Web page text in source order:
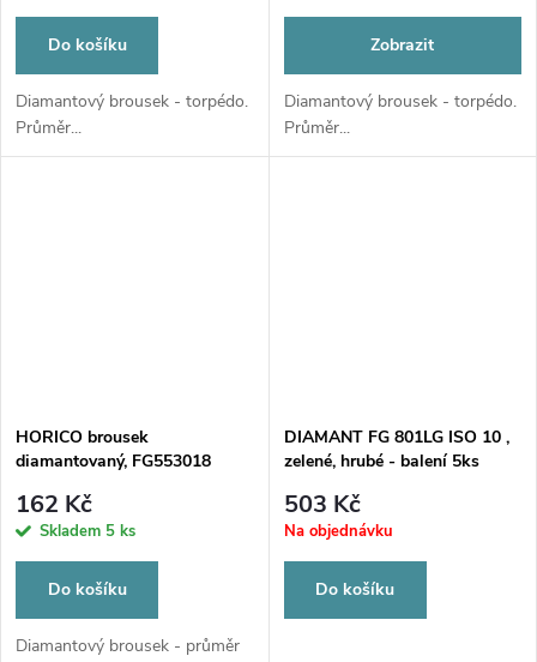
Do košíku
Diamantový brousek - torpédo.
Průměr...
Zobrazit
Diamantový brousek - torpédo.
Průměr...
HORICO brousek
diamantovaný, FG553018
162 Kč
Skladem 5 ks
Do košíku
Diamantový brousek - průměr
DIAMANT FG 801LG ISO 10 ,
zelené, hrubé - balení 5ks
503 Kč
Na objednávku
Do košíku